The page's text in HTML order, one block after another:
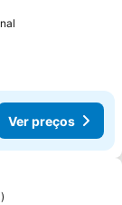
Ver preços
favoritos